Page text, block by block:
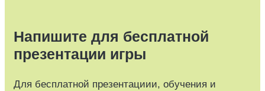
Напишите для бесплатной
презентации игры
Для бесплатной презентациии, обучения и